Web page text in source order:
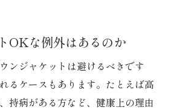
OKな例外はあるのか
ンジャケットは避けるべきです
るケースもあります。たとえば高
持病がある方など、健康上の理由